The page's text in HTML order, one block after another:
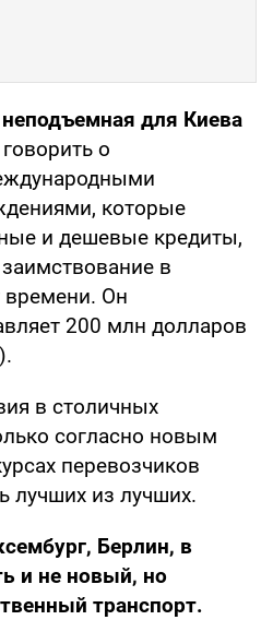
для Киева
о
которые
и дешевые кредиты,
в
Он
200 млн долларов
в столичных
согласно новым
перевозчиков
лучших из лучших.
Берлин, в
и не новый, но
транспорт.